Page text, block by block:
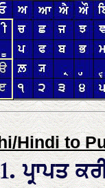
Hindi to
ਪ੍ਰਾਪਤ